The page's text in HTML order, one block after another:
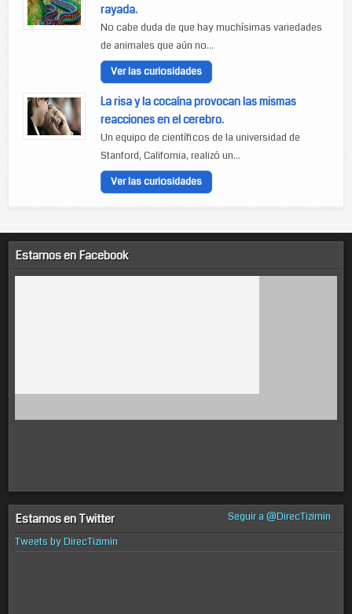
rayada.
No cabe duda de que hay muchísimas variedades
de animales que aún no...
Ver las curiosidades
La risa y la cocaína provocan las mismas
reacciones en el cerebro.
Un equipo de científicos de la universidad de
Stanford, California, realizó un...
Ver las curiosidades
Estamos en Facebook
Estamos en Twitter
Seguir a @DirecTizimin
Tweets by DirecTizimin